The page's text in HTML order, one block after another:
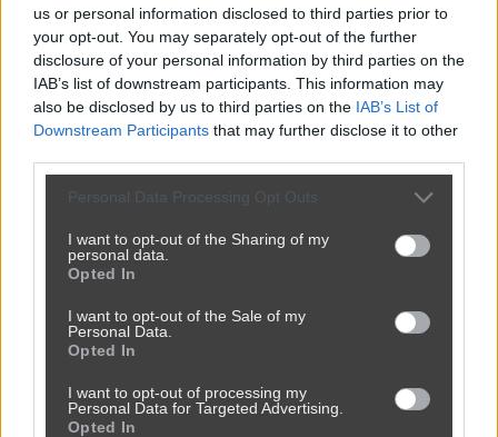
us or personal information disclosed to third parties prior to
your opt-out. You may separately opt-out of the further
disclosure of your personal information by third parties on the
IAB’s list of downstream participants. This information may
also be disclosed by us to third parties on the IAB’s List of
Downstream Participants that may further disclose it to other
Personal Data Processing Opt Outs
I want to opt-out of the Sharing of my
personal data.
Opted In
I want to opt-out of the Sale of my
Personal Data.
Opted In
I want to opt-out of processing my
Personal Data for Targeted Advertising.
Opted In
Kategoria:
#kuchnia
#codzienność